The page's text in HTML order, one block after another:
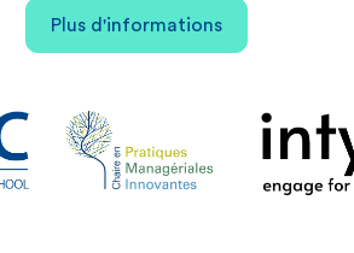
Plus d'informations